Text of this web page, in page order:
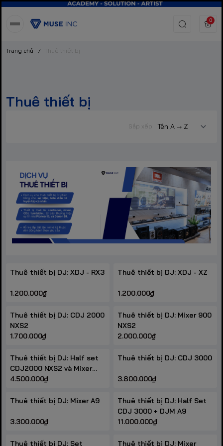
0
Trang chủ / Thuê thiết bị
Thuê thiết bị
Sắp xếp
Thuê thiết bị DJ: XDJ - RX3
1.200.000₫
Thuê thiết bị DJ: XDJ - XZ
1.200.000₫
Thuê thiết bị DJ: CDJ 2000
NXS2
1.700.000₫
Thuê thiết bị DJ: Mixer 900
NXS2
2.000.000₫
Thuê thiết bị DJ: Half set
CDJ2000 NXS2 và Mixer
900 NXS2
4.500.000₫
Thuê thiết bị DJ: CDJ 3000
3.800.000₫
Thuê thiết bị DJ: Mixer A9
3.300.000₫
Thuê thiết bị DJ: Half Set
CDJ 3000 + DJM A9
11.000.000₫
Thuê thiết bị DJ: Set
Thuê thiết bị DJ: Mixer